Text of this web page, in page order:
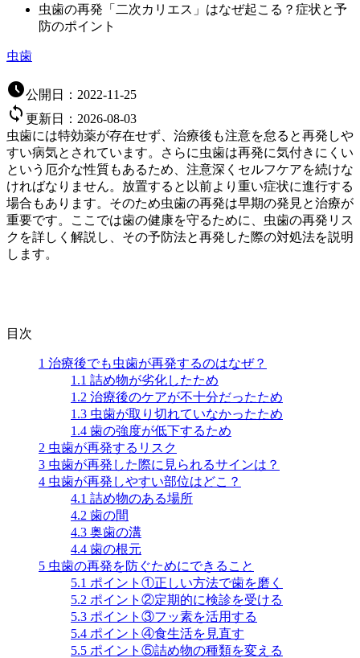
虫歯の再発「二次カリエス」はなぜ起こる？症状と予
防のポイント
虫歯
公開日： 2022-11-25
 更新日： 2026-08-03
虫歯には特効薬が存在せず、治療後も注意を怠ると再発しや
すい病気とされています。さらに虫歯は再発に気付きにくい
という厄介な性質もあるため、注意深くセルフケアを続けな
ければなりません。放置すると以前より重い症状に進行する
場合もあります。そのため虫歯の再発は早期の発見と治療が
重要です。ここでは歯の健康を守るために、虫歯の再発リス
クを詳しく解説し、その予防法と再発した際の対処法を説明
します。
目次
1 治療後でも虫歯が再発するのはなぜ？
1.1 詰め物が劣化したため
1.2 治療後のケアが不十分だったため
1.3 虫歯が取り切れていなかったため
1.4 歯の強度が低下するため
2 虫歯が再発するリスク
3 虫歯が再発した際に見られるサインは？
4 虫歯が再発しやすい部位はどこ？
4.1 詰め物のある場所
4.2 歯の間
4.3 奥歯の溝
4.4 歯の根元
5 虫歯の再発を防ぐためにできること
5.1 ポイント①正しい方法で歯を磨く
5.2 ポイント②定期的に検診を受ける
5.3 ポイント③フッ素を活用する
5.4 ポイント④食生活を見直す
5.5 ポイント⑤詰め物の種類を変える